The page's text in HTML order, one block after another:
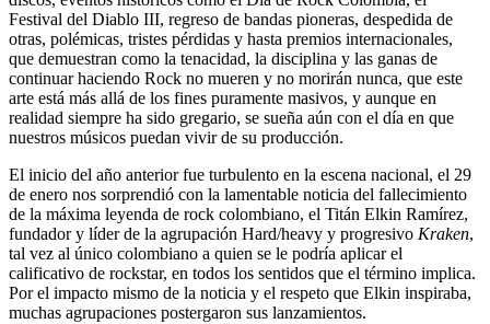
Festival del Diablo III, regreso de bandas pioneras, despedida de
otras, polémicas, tristes pérdidas y hasta premios internacionales,
que demuestran como la tenacidad, la disciplina y las ganas de
continuar haciendo Rock no mueren y no morirán nunca, que este
arte está más allá de los fines puramente masivos, y aunque en
realidad siempre ha sido gregario, se sueña aún con el día en que
nuestros músicos puedan vivir de su producción.
El inicio del año anterior fue turbulento en la escena nacional, el 29
de enero nos sorprendió con la lamentable noticia del fallecimiento
de la máxima leyenda de rock colombiano, el Titán Elkin Ramírez,
fundador y líder de la agrupación Hard/heavy y progresivo Kraken,
tal vez al único colombiano a quien se le podría aplicar el
calificativo de rockstar, en todos los sentidos que el término implica.
Por el impacto mismo de la noticia y el respeto que Elkin inspiraba,
muchas agrupaciones postergaron sus lanzamientos.